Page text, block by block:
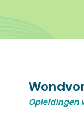
Opleidingen